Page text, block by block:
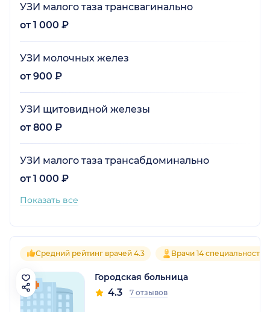
УЗИ малого таза трансвагинально
от 1 000 ₽
УЗИ молочных желез
от 900 ₽
УЗИ щитовидной железы
от 800 ₽
УЗИ малого таза трансабдоминально
от 1 000 ₽
Показать все
Средний рейтинг врачей 4.3 Врачи 14 специальностей
Городская больница
4.3 7 отзывов